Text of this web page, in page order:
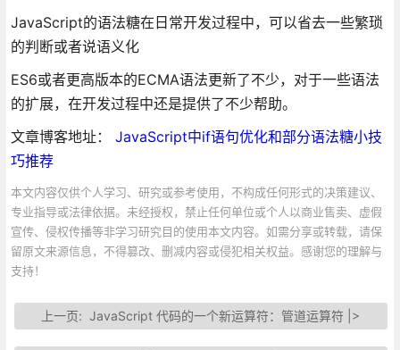
JavaScript的语法糖在日常开发过程中，可以省去一些繁琐
的判断或者说语义化
ES6或者更高版本的ECMA语法更新了不少，对于一些语法
的扩展，在开发过程中还是提供了不少帮助。
文章博客地址： JavaScript中if语句优化和部分语法糖小技
巧推荐
本文内容仅供个人学习、研究或参考使用，不构成任何形式的决策建议、
专业指导或法律依据。未经授权，禁止任何单位或个人以商业售卖、虚假
宣传、侵权传播等非学习研究目的使用本文内容。如需分享或转载，请保
留原文来源信息，不得篡改、删减内容或侵犯相关权益。感谢您的理解与
支持！
上一页:JavaScript 代码的一个新运算符：管道运算符 |>